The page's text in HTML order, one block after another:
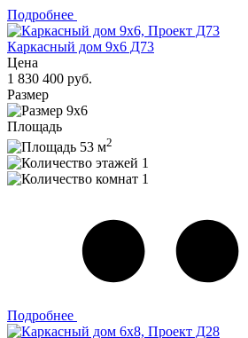
Подробнее
Каркасный дом 9х6 Д73
Цена
1 830 400 руб.
Размер
9х6
Площадь
53 м2
1
1
Подробнее